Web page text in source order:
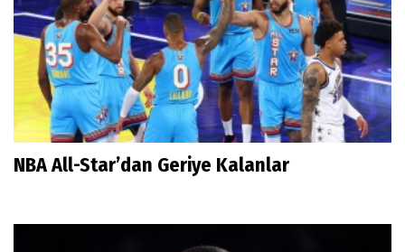
NBA All-Star’dan Geriye Kalanlar